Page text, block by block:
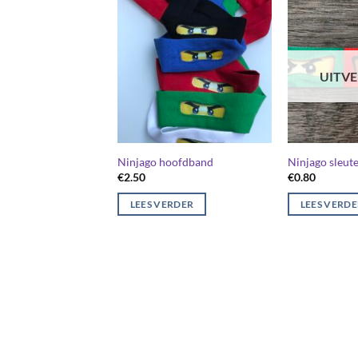
Ninjago hoofdband
€2.50
LEES VERDER
Ninjago
€0.80
LEES